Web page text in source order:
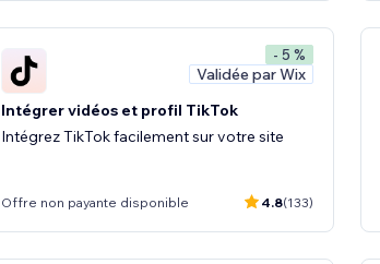
- 5 %
Validée par Wix
Intégrer vidéos et profil TikTok
Intégrez TikTok facilement sur votre site
Offre non payante disponible 4.8(133)